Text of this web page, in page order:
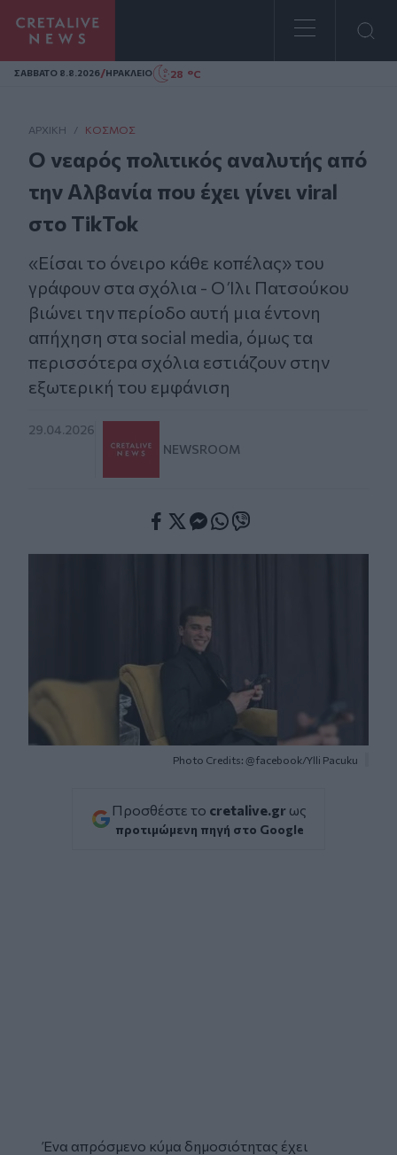
Homepage
ΣAΒΒΑΤΟ 8.8.2026/ΗΡΑΚΛΕΙΟ 28 °C
ΑΡΧΙΚΗ / ΚΌΣΜΟΣ
Ο νεαρός πολιτικός αναλυτής από
την Αλβανία που έχει γίνει viral
στο TikTok
«Eίσαι το όνειρο κάθε κοπέλας» του
γράφουν στα σχόλια - Ο Ίλι Πατσούκου
βιώνει την περίοδο αυτή μια έντονη
απήχηση στα social media, όμως τα
περισσότερα σχόλια εστιάζουν στην
εξωτερική του εμφάνιση
29.04.2026
NEWSROOM
Photo Credits: @facebook/Ylli Pacuku
Προσθέστε το cretalive.gr ως
προτιμώμενη πηγή στο Google
Ένα απρόσμενο κύμα δημοσιότητας έχει